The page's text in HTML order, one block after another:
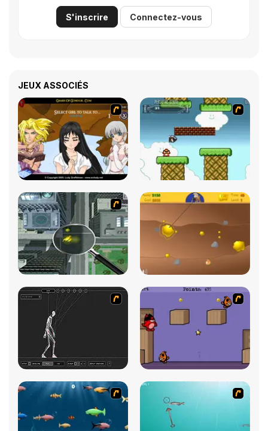
S'inscrire Connectez-vous
JEUX ASSOCIÉS